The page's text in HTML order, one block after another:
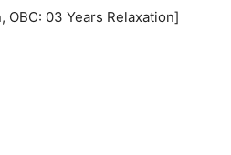
OBC: 03 Years Relaxation]